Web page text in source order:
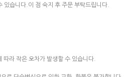
있습니다.이 점 숙지 후 주문 부탁드립니다.
라 작은 오차가 발생할 수 있습니다.